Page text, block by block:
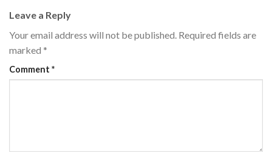
Leave a Reply
Your email address will not be published. Required fields are
marked *
Comment *